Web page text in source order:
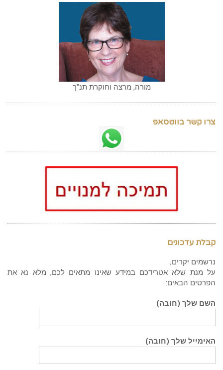
מורה, מרצה וחוקרת תנ"ך
צרו קשר בווטסאפ
קבלת עדכונים
נרשמים יקרים,
על מנת שלא אטרידכם במידע שאינו מתאים לכם, מלא נא את
הפרטים הבאים:
השם שלך (חובה)
האימייל שלך (חובה)